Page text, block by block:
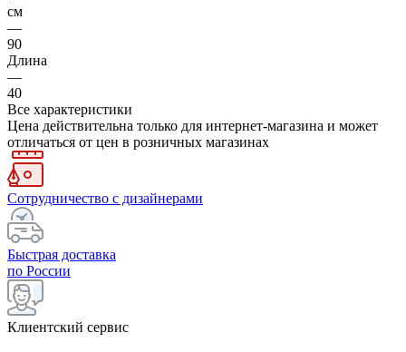
см
—
90
Длина
—
40
Все характеристики
Цена действительна только для интернет-магазина и может
отличаться от цен в розничных магазинах
Сотрудничество с дизайнерами
Быстрая доставка
по России
Клиентский сервис